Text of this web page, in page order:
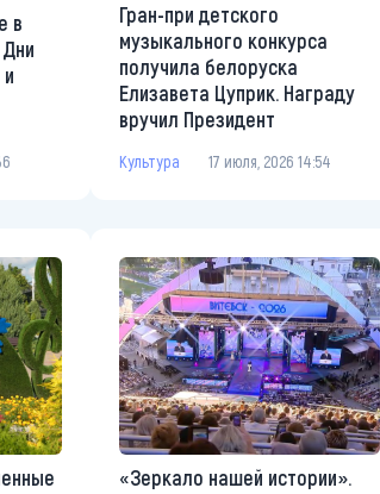
в
Гран-при детского
музыкального конкурса
получила белоруска
Елизавета Цуприк. Награду
вручил Президент
Культура 17 июля, 2026 14:54
«Зеркало нашей истории».